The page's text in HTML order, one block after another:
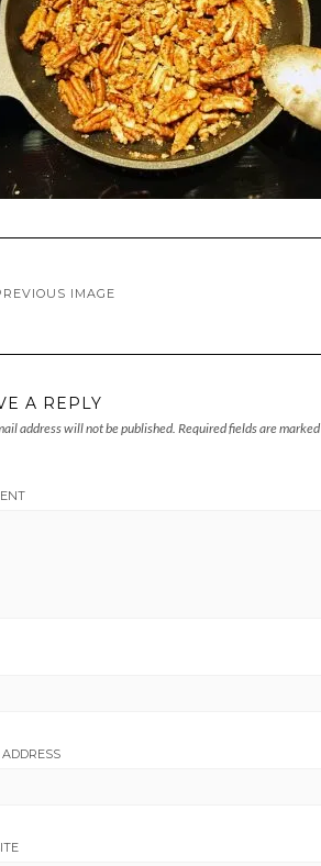
IMAGE
A REPLY
address will not be published. Required fields are marked